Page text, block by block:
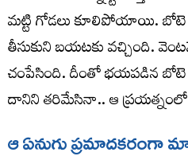
మట్టి గోడలు కూలిపోయాయి. బోటె
తీసుకుని బయటకు వచ్చింది.
చంపేసింది. దీంతో భయపడిన బోటె
దానిని తరిమేసినా.. ఆ
ఆ ఏనుగు ప్రమాదకరంగా